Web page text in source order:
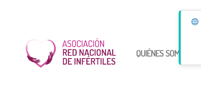
QUIÉNES SOMOS